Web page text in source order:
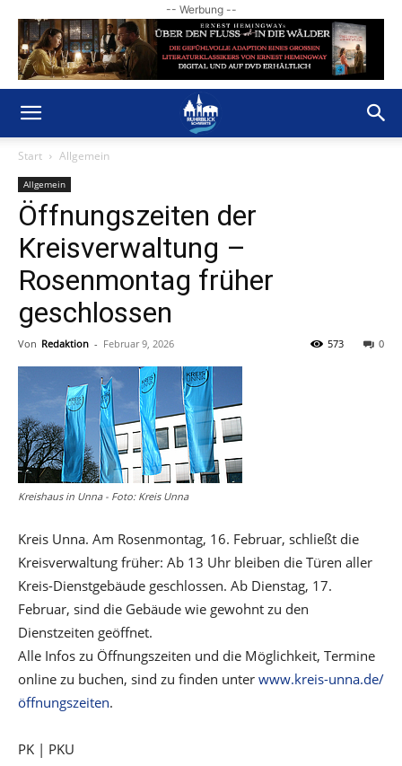
-- Werbung --
Start Allgemein
Allgemein
Öffnungszeiten der
Kreisverwaltung –
Rosenmontag früher
geschlossen
Von Redaktion - Februar 9, 2026 0
573
Kreishaus in Unna - Foto: Kreis Unna
Kreis Unna. Am Rosenmontag, 16. Februar, schließt die
Kreisverwaltung früher: Ab 13 Uhr bleiben die Türen aller
Kreis-Dienstgebäude geschlossen. Ab Dienstag, 17.
Februar, sind die Gebäude wie gewohnt zu den
Dienstzeiten geöffnet.
Alle Infos zu Öffnungszeiten und die Möglichkeit, Termine
online zu buchen, sind zu finden unter www.kreis-unna.de/
öffnungszeiten.
PK | PKU